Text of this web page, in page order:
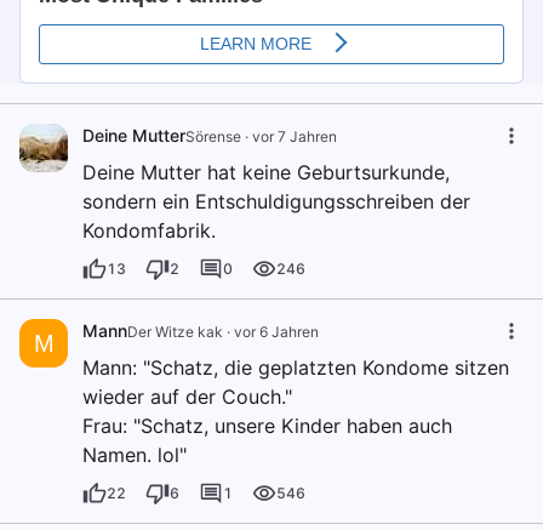
Deine MutterSörense · vor 7 Jahren
Deine Mutter hat keine Geburtsurkunde,
sondern ein Entschuldigungsschreiben der
Kondomfabrik.
13 2 0 246
M MannDer Witze kak · vor 6 Jahren
Mann: "Schatz, die geplatzten Kondome sitzen
wieder auf der Couch."
Frau: "Schatz, unsere Kinder haben auch
Namen. lol"
22 6 1 546